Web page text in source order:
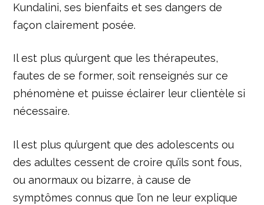
Kundalini, ses bienfaits et ses dangers de
façon clairement posée.
Il est plus qu’urgent que les thérapeutes,
fautes de se former, soit renseignés sur ce
phénomène et puisse éclairer leur clientèle si
nécessaire.
Il est plus qu’urgent que des adolescents ou
des adultes cessent de croire qu’ils sont fous,
ou anormaux ou bizarre, à cause de
symptômes connus que l’on ne leur explique